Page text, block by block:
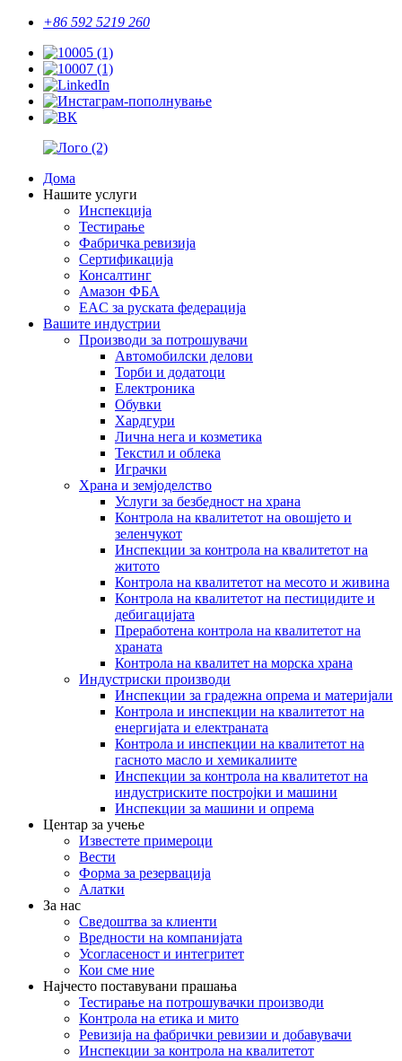
+86 592 5219 260
Дома
Нашите услуги
Инспекција
Тестирање
Фабричка ревизија
Сертификација
Консалтинг
Амазон ФБА
EAC за руската федерација
Вашите индустрии
Производи за потрошувачи
Автомобилски делови
Торби и додатоци
Електроника
Обувки
Хардгури
Лична нега и козметика
Текстил и облека
Играчки
Храна и земјоделство
Услуги за безбедност на храна
Контрола на квалитетот на овошјето и
зеленчукот
Инспекции за контрола на квалитетот на
житото
Контрола на квалитетот на месото и живина
Контрола на квалитетот на пестицидите и
дебигацијата
Преработена контрола на квалитетот на
храната
Контрола на квалитет на морска храна
Индустриски производи
Инспекции за градежна опрема и материјали
Контрола и инспекции на квалитетот на
енергијата и електраната
Контрола и инспекции на квалитетот на
гасното масло и хемикалиите
Инспекции за контрола на квалитетот на
индустриските постројки и машини
Инспекции за машини и опрема
Центар за учење
Известете примероци
Вести
Форма за резервација
Алатки
За нас
Сведоштва за клиенти
Вредности на компанијата
Усогласеност и интегритет
Кои сме ние
Најчесто поставувани прашања
Тестирање на потрошувачки производи
Контрола на етика и мито
Ревизија на фабрички ревизии и добавувачи
Инспекции за контрола на квалитетот